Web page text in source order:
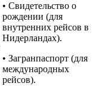
• Свидетельство о
рождении (для
внутренних рейсов в
Нидерландах).
• Загранпаспорт (для
международных
рейсов).